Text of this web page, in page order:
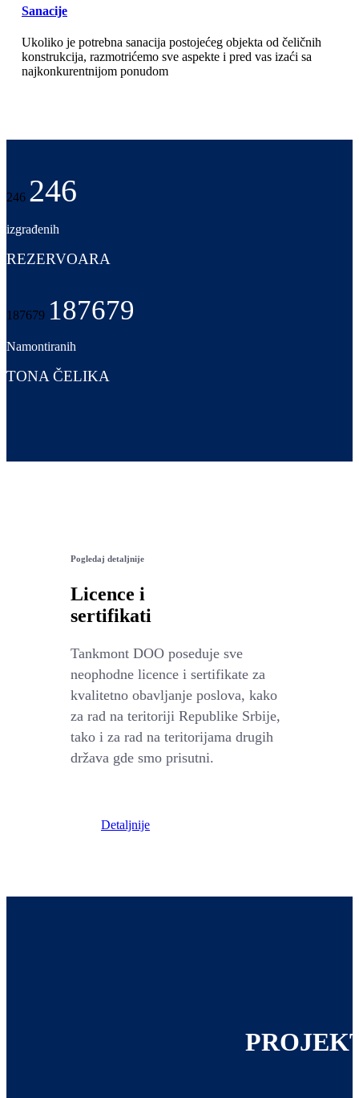
Sanacije
Ukoliko je potrebna sanacija postojećeg objekta od čeličnih
konstrukcija, razmotrićemo sve aspekte i pred vas izaći sa
najkonkurentnijom ponudom
246 246
izgrađenih
REZERVOARA
187679 187679
Namontiranih
TONA ČELIKA
Pogledaj detaljnije
Licence i
sertifikati
Tankmont DOO poseduje sve
neophodne licence i sertifikate za
kvalitetno obavljanje poslova, kako
za rad na teritoriji Republike Srbije,
tako i za rad na teritorijama drugih
država gde smo prisutni.
Detaljnije